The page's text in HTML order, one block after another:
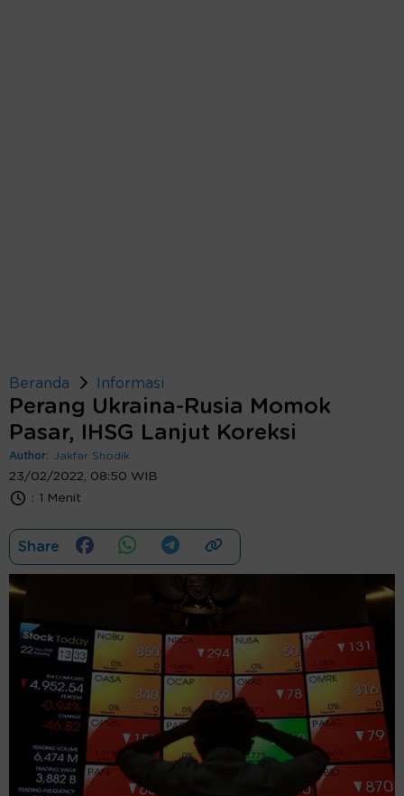
Beranda Informasi
Perang Ukraina-Rusia Momok
Pasar, IHSG Lanjut Koreksi
Author: Jakfar Shodik
23/02/2022, 08:50 WIB
: 1 Menit
Share